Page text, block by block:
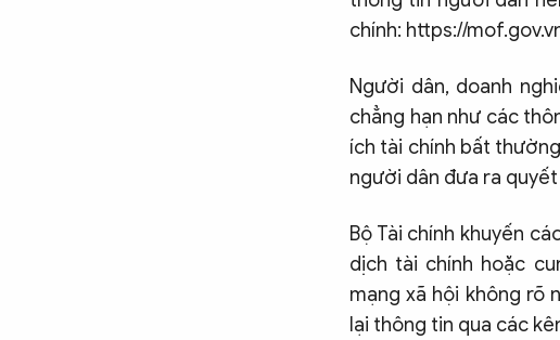
chính: https://
Người dân, doanh
chẳng hạn như các
ích tài chính bất
người dân đưa ra
Bộ Tài chính khuyến
dịch tài chính hoặc
mạng xã hội không rõ
lại thông tin qua các